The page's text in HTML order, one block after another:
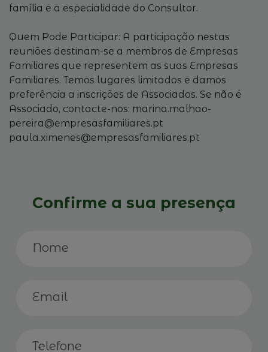
família e a especialidade do Consultor.
Quem Pode Participar: A participação nestas
reuniões destinam-se a membros de Empresas
Familiares que representem as suas Empresas
Familiares. Temos lugares limitados e damos
preferência a inscrições de Associados. Se não é
Associado, contacte-nos: marina.malhao-
pereira@empresasfamiliares.pt
paula.ximenes@empresasfamiliares.pt
Confirme a sua presença